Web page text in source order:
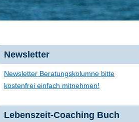
Newsletter
Newsletter Beratungskolumne bitte
kostenfrei einfach mitnehmen!
Lebenszeit-Coaching Buch